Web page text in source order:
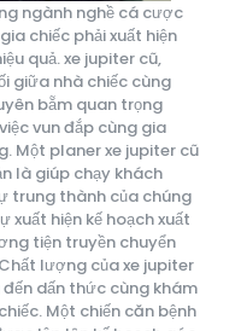
ngành nghề cá cược
chiếc phải xuất hiện
quả. xe jupiter cũ,
giữa nhà chiếc cùng
bẵm quan trọng
vun đắp cùng gia
Một planer xe jupiter cũ
là giúp chạy khách
trung thành của chúng
xuất hiện kế hoạch xuất
tiện truyền chuyển
lượng của xe jupiter
dấn thức cùng khám
Một chiến căn bệnh